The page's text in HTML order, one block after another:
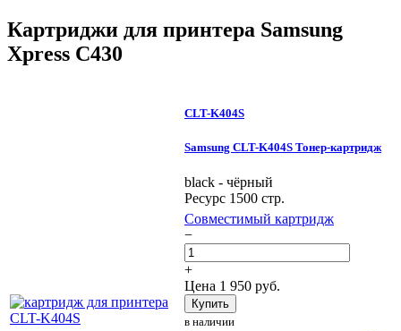
Картриджи для принтера Samsung
Xpress C430
CLT-K404S
Samsung CLT-K404S Тонер-картридж
black - чёрный
Ресурс 1500 стр.
Совместимый картридж
−
+
Цена 1 950 руб.
Купить
в наличии